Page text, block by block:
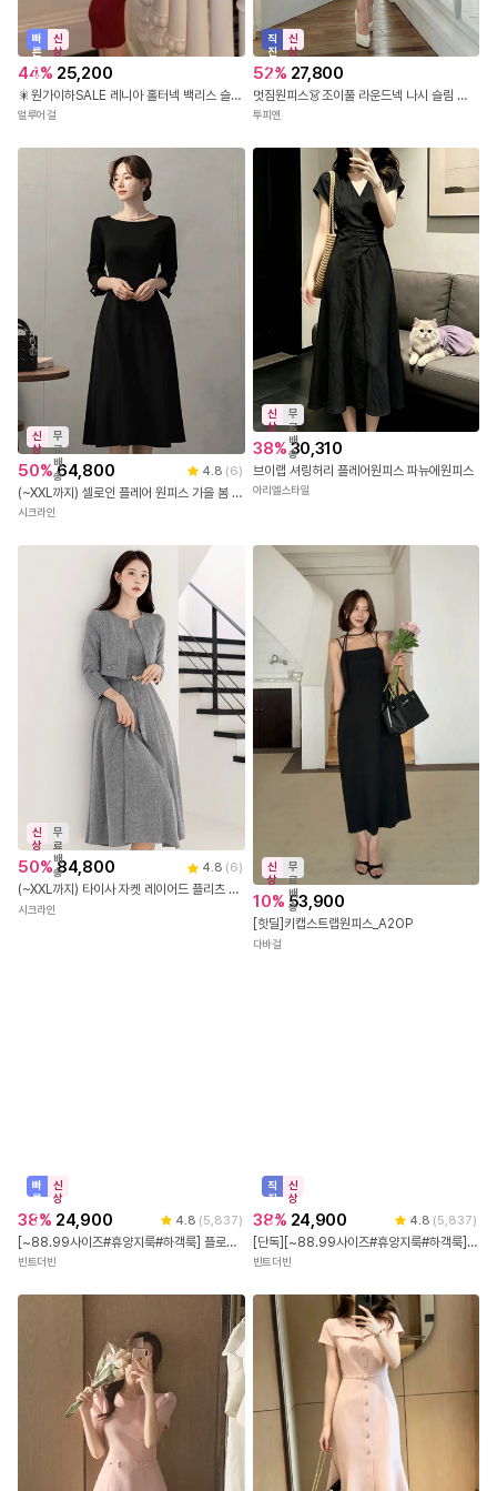
빠
른
발
신
상
44%25,200
직
진
송
신
상
52% 27,800
신
상
무
료
배
송
50% 64,800 4.8(
신
상
무
료
배
송
38% 30,310
브이랩 셔링허리 플레어원피스 파뉴에원피스
신
상
무
료
배
송
50% 84,800 4.8(
신
상
무
료
배
송
10%53,900
[핫딜]키캡스트랩원피스_A2OP
른
상
24,900 5,837)
[~88.99사이즈#휴양지룩#하객룩] 플로럴 뷔스티에 원피스
진
배
송
상
38% 24,900 4.8(
빈트더빈